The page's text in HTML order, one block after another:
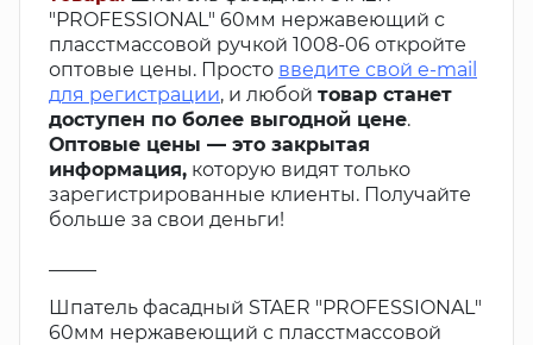
"PROFESSIONAL" 60мм нержавеющий с
пласстмассовой ручкой 1008-06 откройте
оптовые цены. Просто введите свой e-mail
для регистрации, и любой товар станет
доступен по более выгодной цене.
Оптовые цены — это закрытая
информация, которую видят только
зарегистрированные клиенты. Получайте
больше за свои деньги!
Шпатель фасадный STAER "PROFESSIONAL"
60мм нержавеющий с пласстмассовой